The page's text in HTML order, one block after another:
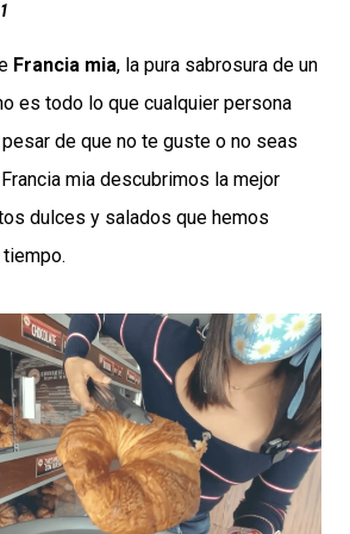
Francia mia, la pura sabrosura de un
es todo lo que cualquier persona
de que no te guste o no seas
mia descubrimos la mejor
dulces y salados que hemos